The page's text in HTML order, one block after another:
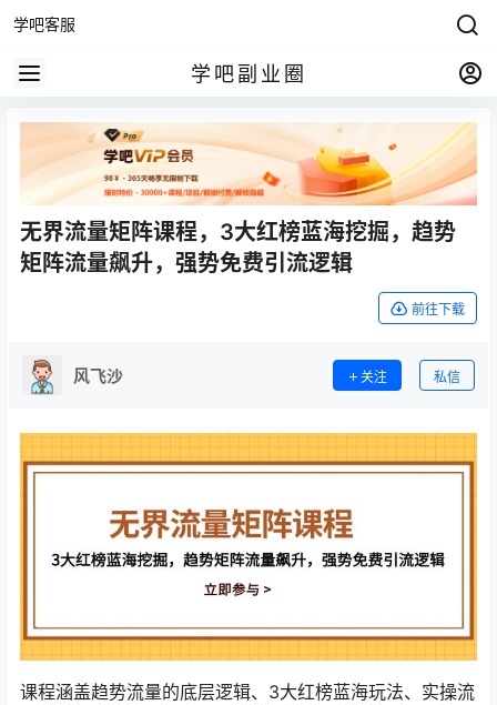
学吧客服
学吧副业圈
无界流量矩阵课程，3大红榜蓝海挖掘，趋势
矩阵流量飙升，强势免费引流逻辑
前往下载
风飞沙 关注 私信
课程涵盖趋势流量的底层逻辑、3大红榜蓝海玩法、实操流